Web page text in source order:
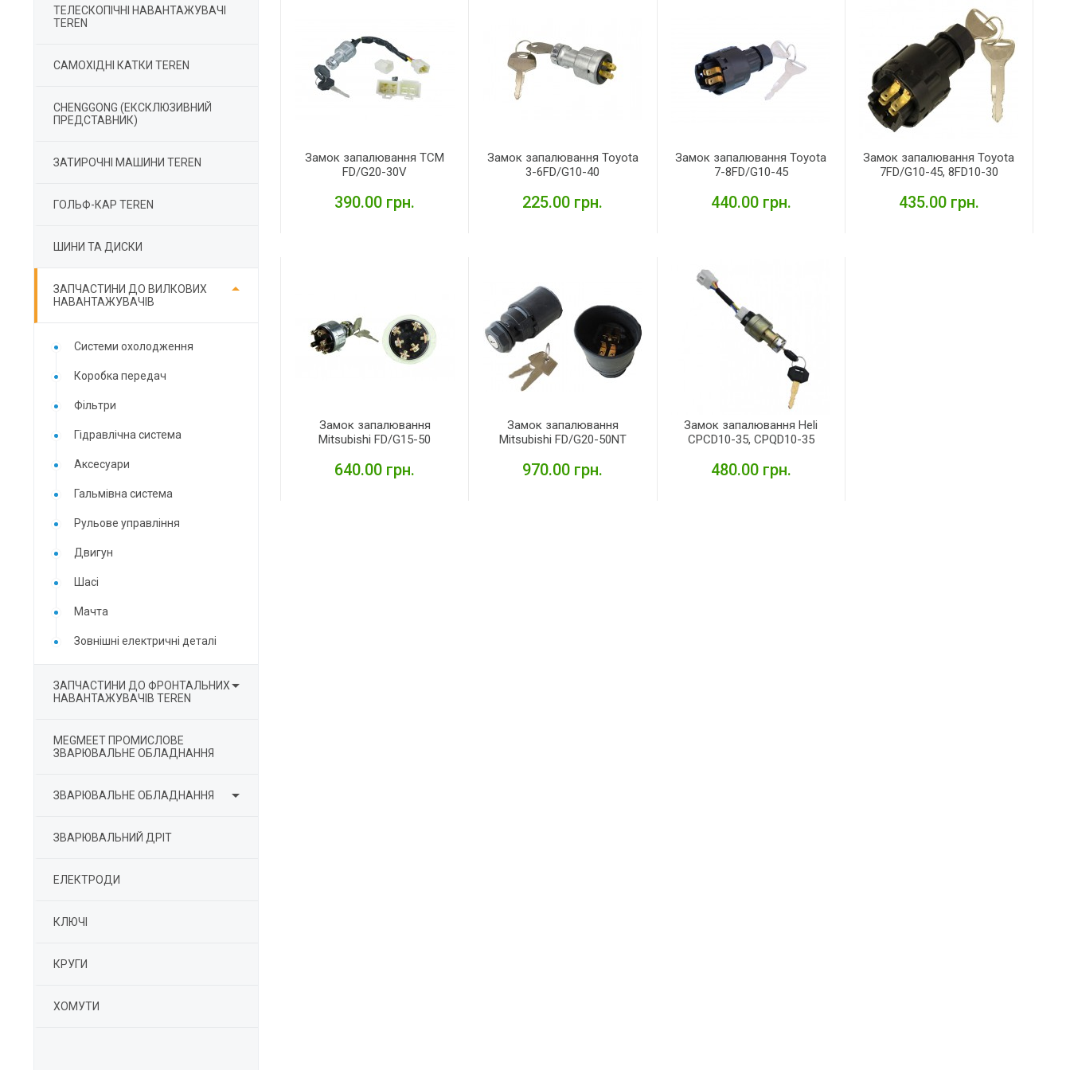
ТЕЛЕСКОПІЧНІ НАВАНТАЖУВАЧІ
TEREN
САМОХІДНІ КАТКИ TEREN
CHENGGONG (ЕКСКЛЮЗИВНИЙ
ПРЕДСТАВНИК)
ЗАТИРОЧНІ МАШИНИ TEREN
ГОЛЬФ-КАР TEREN
ШИНИ ТА ДИСКИ
ЗАПЧАСТИНИ ДО ВИЛКОВИХ
НАВАНТАЖУВАЧІВ

Cистеми охолодження
Коробка передач
Фільтри
Гідравлічна система
Аксесуари
Гальмівна система
Рульове управління
Двигун
Шасі
Мачта
Зовнішні електричні деталі
ЗАПЧАСТИНИ ДО ФРОНТАЛЬНИХ
НАВАНТАЖУВАЧІВ TEREN

MEGMEET ПРОМИСЛОВЕ
ЗВАРЮВАЛЬНЕ ОБЛАДНАННЯ
ЗВАРЮВАЛЬНЕ ОБЛАДНАННЯ 
ЗВАРЮВАЛЬНИЙ ДРІТ
ЕЛЕКТРОДИ
КЛЮЧІ
КРУГИ
ХОМУТИ
Замок запалювання TCM
FD/G20-30V
390.00 грн.
Замок запалювання Toyota
3-6FD/G10-40
225.00 грн.
Замок запалювання Toyota
7-8FD/G10-45
440.00 грн.
Замок запалювання Toyota
7FD/G10-45, 8FD10-30
435.00 грн.
Замок запалювання
Mitsubishi FD/G15-50
640.00 грн.
Замок запалювання
Mitsubishi FD/G20-50NT
970.00 грн.
Замок запалювання Heli
CPCD10-35, CPQD10-35
480.00 грн.